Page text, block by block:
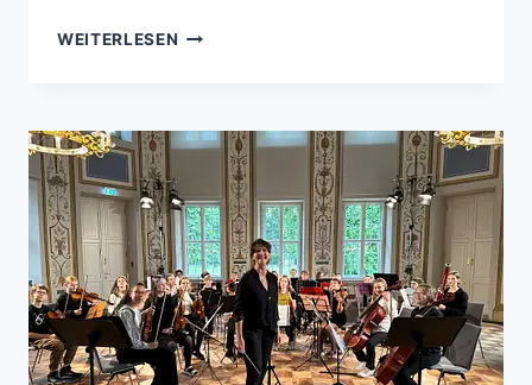
WEITERLESEN MUSIKZWEIG
BEIM
REGIONALWETTBEWERB